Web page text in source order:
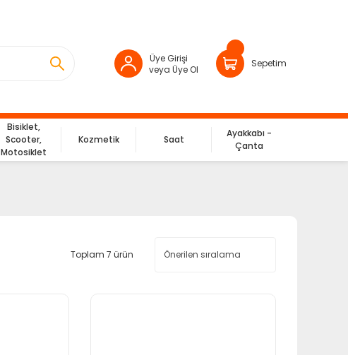
Üye Girişi
veya Üye Ol
Sepetim
Bisiklet,
Scooter,
Motosiklet
Kozmetik Saat
Ayakkabı -
Çanta
Toplam 7 ürün